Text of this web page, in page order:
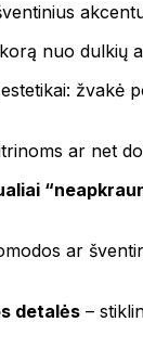
nuo dulkių
ar net
ar
detalės–